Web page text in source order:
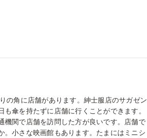
の角に店舗があります。紳士服店のサガゼン
傘を持たずに店舗に行くことができます。
機関で店舗を訪問した方が良いです。店舗で
小さな映画館もあります。たまにはミニシ